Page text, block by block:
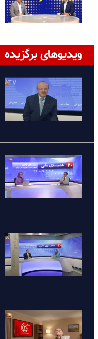
ویدیوهای برگزیده